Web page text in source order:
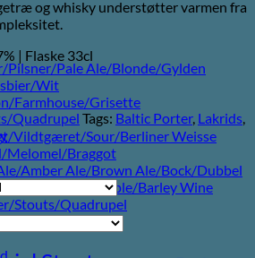
Pilsner/Pale Ale/Blonde/Gylden
Wit
Farmhouse/Grisette
Vildtgæret/Sour/Berliner Weisse
Melomel/Braggot
Amber Ale/Brown Ale/Bock/Dubbel
Ale/Dark Ale/Triple/Barley Wine
Stouts/Quadrupel
og whisky understøtter varmen fra
| Flaske 33cl
Quadrupel Tags: Baltic Porter, Lakrids,